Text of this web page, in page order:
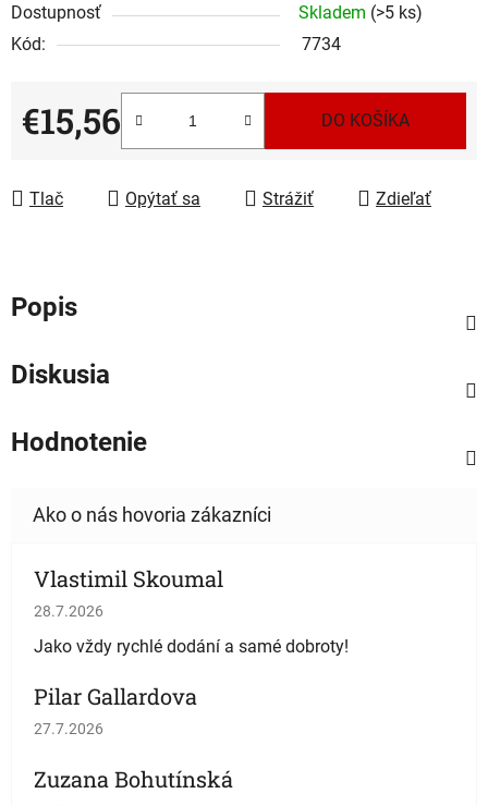
Dostupnosť Skladem (>5 ks)
Kód:
7734
€15,56
Jednotková cena:
DO KOŠÍKA
Tlač Opýtať sa Strážiť Zdieľať
Popis
Diskusia
Hodnotenie
Vlastimil Skoumal
Hodnotenie obchodu je 5 z 5 hviezdičiek.
28.7.2026
Jako vždy rychlé dodání a samé dobroty!
Pilar Gallardova
Hodnotenie obchodu je 5 z 5 hviezdičiek.
27.7.2026
Zuzana Bohutínská